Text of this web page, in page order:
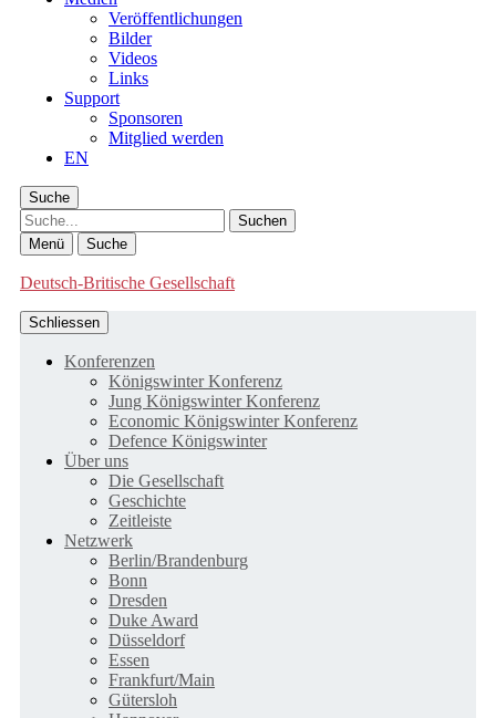
Veröffentlichungen
Bilder
Videos
Links
Support
Sponsoren
Mitglied werden
EN
Suche
Suche
Menü Suche
Deutsch-Britische Gesellschaft
Schliessen
Konferenzen
Königswinter Konferenz
Jung Königswinter Konferenz
Economic Königswinter Konferenz
Defence Königswinter
Über uns
Die Gesellschaft
Geschichte
Zeitleiste
Netzwerk
Berlin/Brandenburg
Bonn
Dresden
Duke Award
Düsseldorf
Essen
Frankfurt/Main
Gütersloh